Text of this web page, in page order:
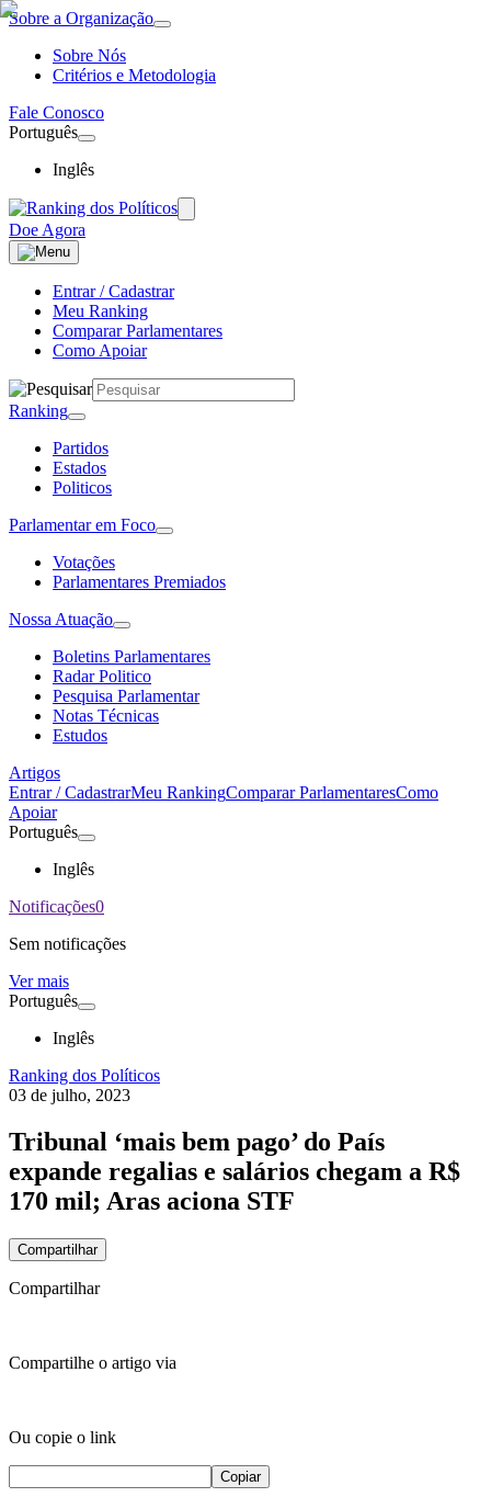
Sobre a Organização
Sobre Nós
Critérios e Metodologia
Fale Conosco
Português
Inglês
Doe Agora
Entrar / Cadastrar
Meu Ranking
Comparar Parlamentares
Como Apoiar
Ranking
Partidos
Estados
Politicos
Parlamentar em Foco
Votações
Parlamentares Premiados
Nossa Atuação
Boletins Parlamentares
Radar Politico
Pesquisa Parlamentar
Notas Técnicas
Estudos
Artigos
Entrar / CadastrarMeu RankingComparar ParlamentaresComo
Apoiar
Português
Inglês
Notificações0
Sem notificações
Ver mais
Português
Inglês
Ranking dos Políticos
03 de julho, 2023
Tribunal ‘mais bem pago’ do País
expande regalias e salários chegam a R$
170 mil; Aras aciona STF
Compartilhar
Compartilhar
Compartilhe o artigo via
Ou copie o link
Copiar